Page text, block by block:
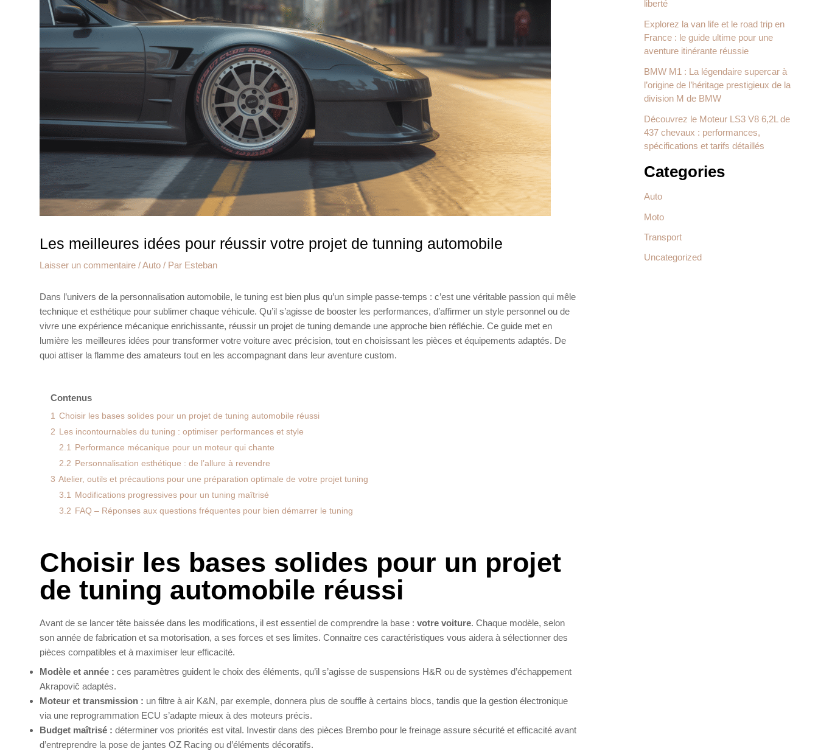
Les meilleures idées pour réussir votre projet de tunning automobile
Laisser un commentaire /Auto / Par Esteban
Dans l’univers de la personnalisation automobile, le tuning est bien plus qu’un simple passe-temps : c’est une véritable passion qui mêle
technique et esthétique pour sublimer chaque véhicule. Qu’il s’agisse de booster les performances, d’affirmer un style personnel ou de
vivre une expérience mécanique enrichissante, réussir un projet de tuning demande une approche bien réfléchie. Ce guide met en
lumière les meilleures idées pour transformer votre voiture avec précision, tout en choisissant les pièces et équipements adaptés. De
quoi attiser la flamme des amateurs tout en les accompagnant dans leur aventure custom.
Contenus
1 Choisir les bases solides pour un projet de tuning automobile réussi
2 Les incontournables du tuning : optimiser performances et style
2.1 Performance mécanique pour un moteur qui chante
2.2 Personnalisation esthétique : de l’allure à revendre
3 Atelier, outils et précautions pour une préparation optimale de votre projet tuning
3.1 Modifications progressives pour un tuning maîtrisé
3.2 FAQ – Réponses aux questions fréquentes pour bien démarrer le tuning
Choisir les bases solides pour un projet
de tuning automobile réussi
Avant de se lancer tête baissée dans les modifications, il est essentiel de comprendre la base : votre voiture. Chaque modèle, selon
son année de fabrication et sa motorisation, a ses forces et ses limites. Connaitre ces caractéristiques vous aidera à sélectionner des
pièces compatibles et à maximiser leur efficacité.
Modèle et année : ces paramètres guident le choix des éléments, qu’il s’agisse de suspensions H&R ou de systèmes d’échappement
Akrapovič adaptés.
Moteur et transmission : un filtre à air K&N, par exemple, donnera plus de souffle à certains blocs, tandis que la gestion électronique
via une reprogrammation ECU s’adapte mieux à des moteurs précis.
Budget maîtrisé : déterminer vos priorités est vital. Investir dans des pièces Brembo pour le freinage assure sécurité et efficacité avant
d’entreprendre la pose de jantes OZ Racing ou d’éléments décoratifs.
liberté
Explorez la van life et le road trip en
France : le guide ultime pour une
aventure itinérante réussie
BMW M1 : La légendaire supercar à
l’origine de l’héritage prestigieux de la
division M de BMW
Découvrez le Moteur LS3 V8 6,2L de
437 chevaux : performances,
spécifications et tarifs détaillés
Categories
Auto
Moto
Transport
Uncategorized